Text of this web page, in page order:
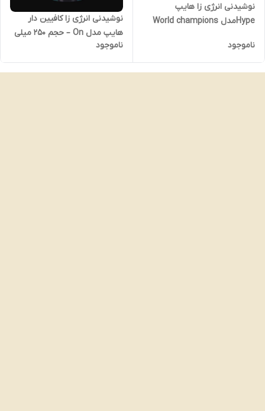
نوشیدنی انرژی زا هایپ
Hypeمدل World champions
ناموجود
نوشیدنی انرژی زا کافیین دار
هایپ مدل On – حجم 250 میلی
لیتر
ناموجود